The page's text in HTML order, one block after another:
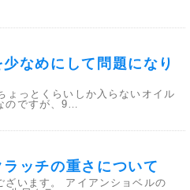
なめにして問題になり
ょっとくらいしか入らないオイル
のですが、9…
ッチの重さについて
ざいます。 アイアンショベルの